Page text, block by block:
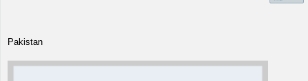
Pakistan